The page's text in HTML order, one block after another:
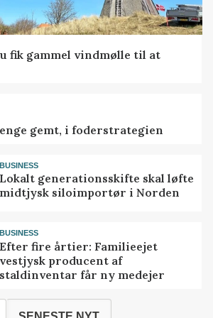
fik gammel vindmølle til at
gemt, i foderstrategien
BUSINESS
Lokalt generationsskifte skal løfte
midtjysk siloimportør i Norden
BUSINESS
Efter fire årtier: Familieejet
vestjysk producent af
staldinventar får ny medejer